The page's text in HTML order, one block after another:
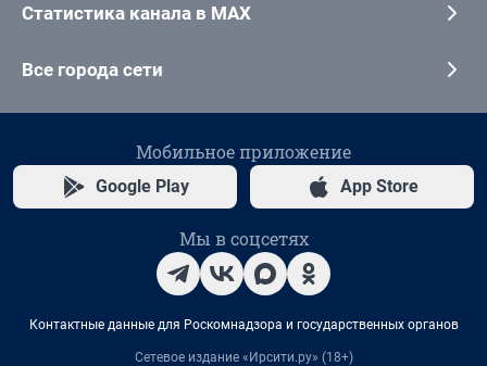
Статистика канала в MAX
Все города сети
Мобильное приложение
Google Play App Store
Мы в соцсетях
Контактные данные для Роскомнадзора и государственных органов
Сетевое издание «Ирсити.ру» (18+)